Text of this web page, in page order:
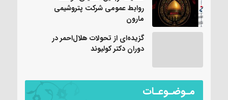
روابط عمومی شرکت پتروشیمی
مارون
گزیده‌ای از تحولات هلال‌احمر در
دوران دکتر کولیوند
مـوضـوعـات